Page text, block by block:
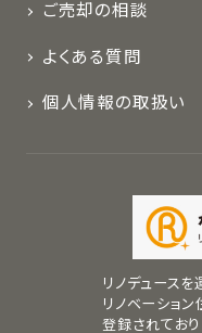
ご売却の相談
よくある質問
個人情報の取扱い
リノデュース
リノベーショ
登録されており